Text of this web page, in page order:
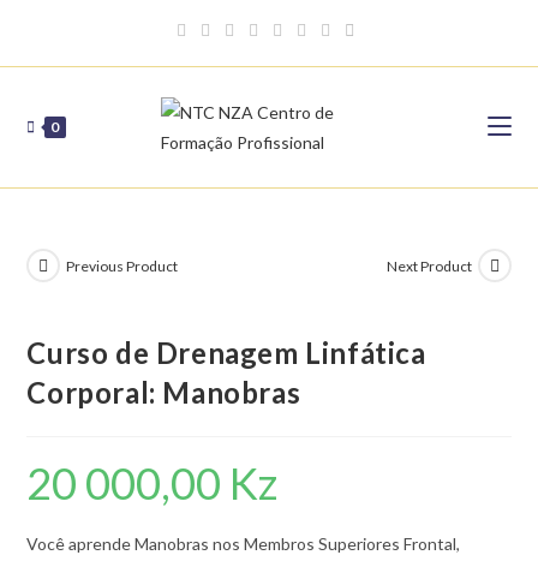
content
0
Previous Product Next Product
Curso de Drenagem Linfática
Corporal: Manobras
20 000,00 Kz
Você aprende Manobras nos Membros Superiores Frontal,